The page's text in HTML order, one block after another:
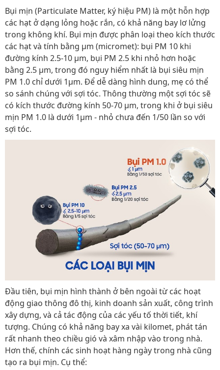
Bụi mịn (Particulate Matter, ký hiệu PM) là một hỗn hợp
các hạt ở dạng lỏng hoặc rắn, có khả năng bay lơ lửng
trong không khí. Bụi mịn được phân loại theo kích thước
các hạt và tính bằng µm (micromet): bụi PM 10 khi
đường kính 2.5-10 µm, bụi PM 2.5 khi nhỏ hơn hoặc
bằng 2.5 µm, trong đó nguy hiểm nhất là bụi siêu mịn
PM 1.0 chỉ dưới 1µm. Để dễ dàng hình dung, mẹ có thể
so sánh chúng với sợi tóc. Thông thường một sợi tóc sẽ
có kích thước đường kính 50-70 µm, trong khi ở bụi siêu
mịn PM 1.0 là dưới 1µm - nhỏ chưa đến 1/50 lần so với
sợi tóc.
Đầu tiên, bụi mịn hình thành ở bên ngoài từ các hoạt
động giao thông đô thị, kinh doanh sản xuất, công trình
xây dựng, và cả tác động của các yếu tố thời tiết, khí
tượng. Chúng có khả năng bay xa vài kilomet, phát tán
rất nhanh theo chiều gió và xâm nhập vào trong nhà.
Hơn thế, chính các sinh hoạt hàng ngày trong nhà cũng
tạo ra bụi mịn. Cụ thể: